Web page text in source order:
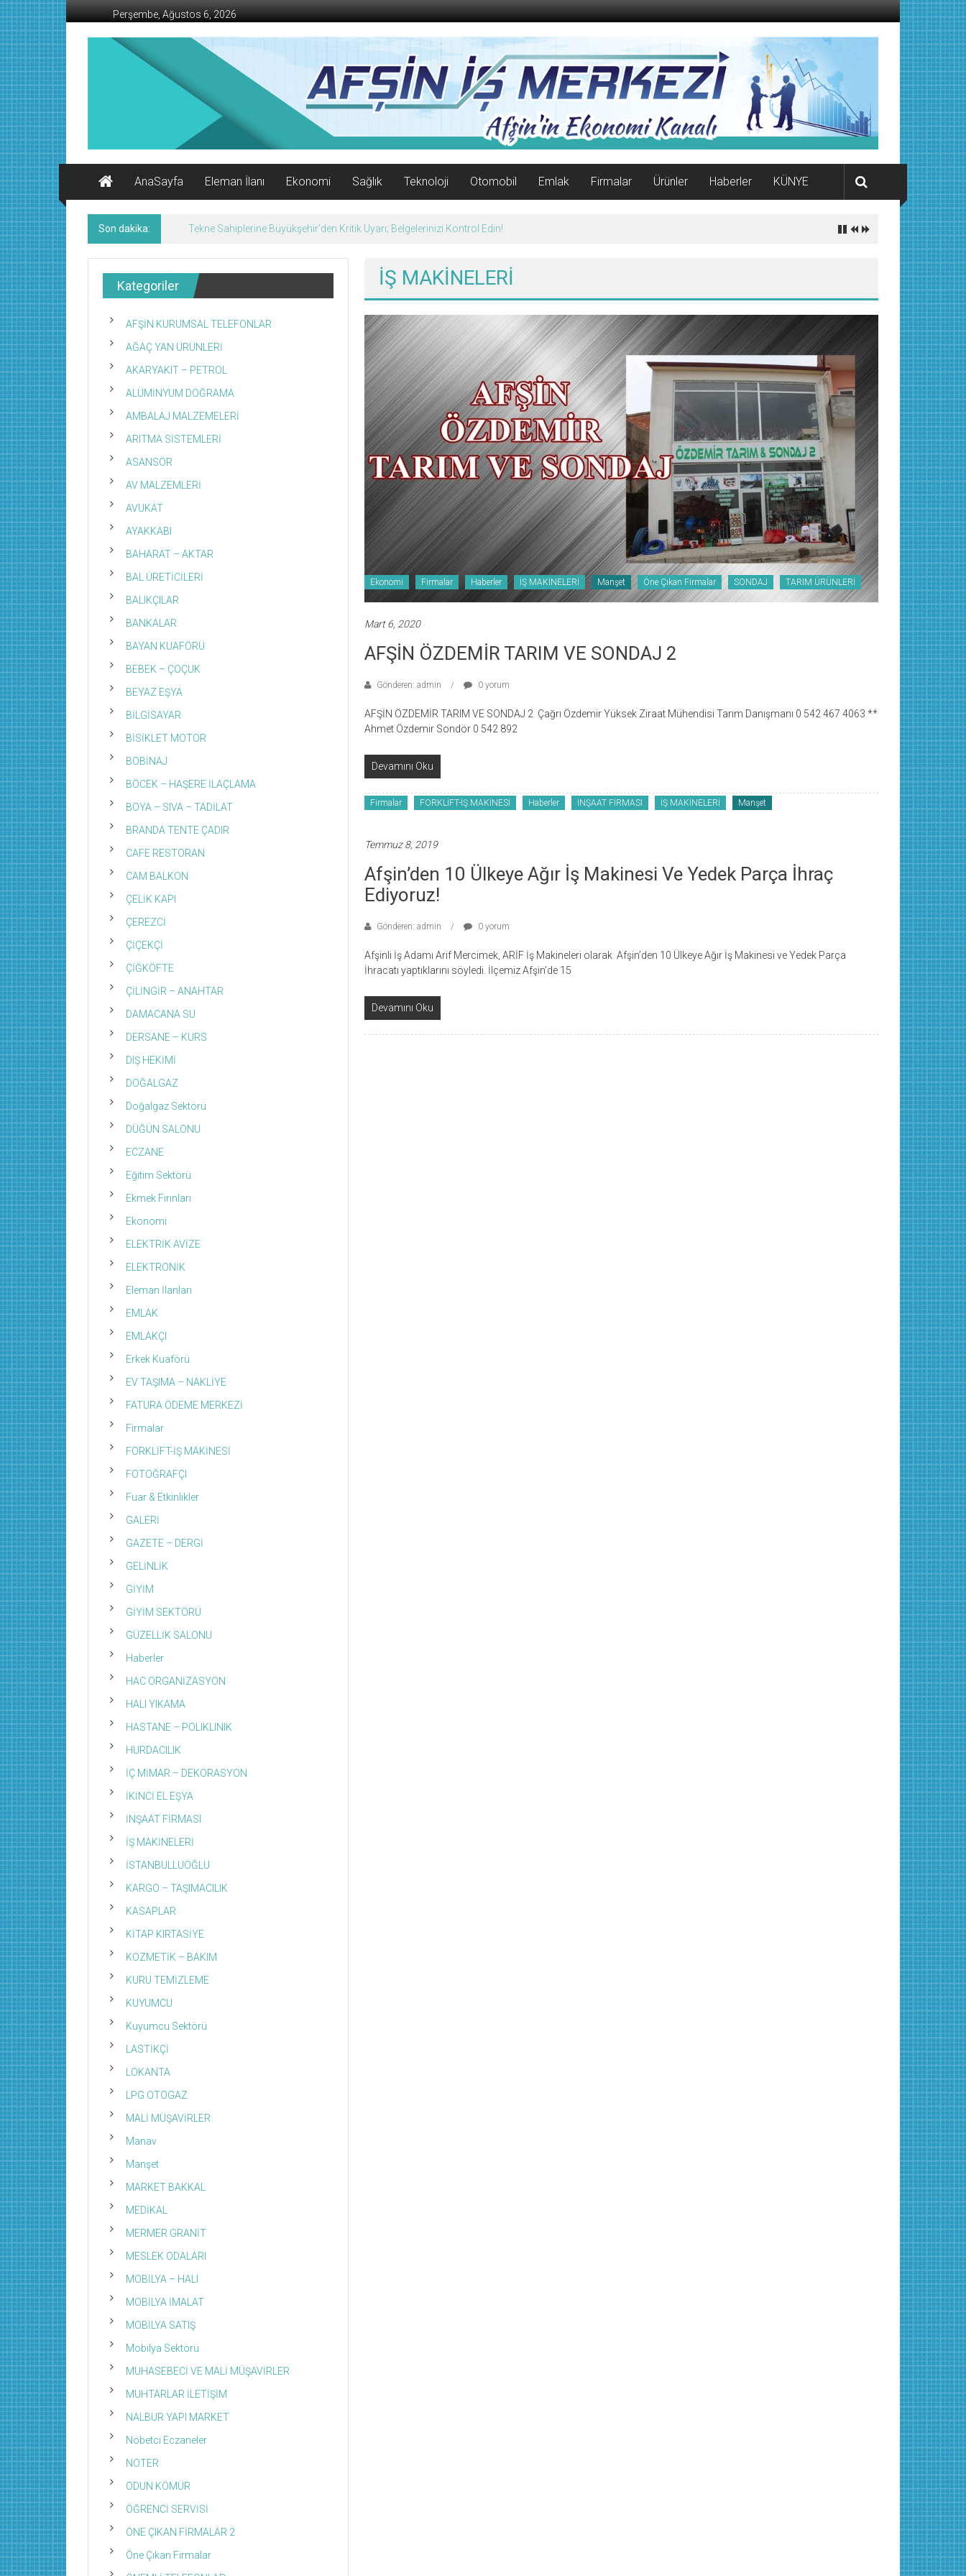
İçeriğe
geç
Perşembe, Ağustos 6, 2026
AFŞİN
Ekonomi
Kanalı
AnaSayfa
Eleman İlanı Ekonomi Sağlık Teknoloji Otomobil Emlak Firmalar Ürünler Haberler KÜNYE
Son dakika: Geleneksel Ağustos Fuarı Esnafın Yüzünü Güldürdü.
İŞ MAKİNELERİ
Ekonomi Firmalar Haberler İŞ MAKİNELERİ Manşet Öne Çıkan Firmalar SONDAJ TARIM ÜRÜNLERİ
Mart 6, 2020
AFŞİN ÖZDEMİR TARIM VE SONDAJ 2
Gönderen: admin 0 yorum
AFŞİN ÖZDEMİR TARIM VE SONDAJ 2 Çağrı Özdemir Yüksek Ziraat Mühendisi Tarım Danışmanı 0 542 467 4063 **
Ahmet Özdemir Sondör 0 542 892
Devamını Oku
Firmalar FORKLİFT-İŞ MAKİNESİ Haberler İNŞAAT FİRMASI İŞ MAKİNELERİ Manşet
Temmuz 8, 2019
Afşin’den 10 Ülkeye Ağır İş Makinesi Ve Yedek Parça İhraç
Ediyoruz!
Gönderen: admin 0 yorum
Afşinli İş Adamı Arif Mercimek, ARİF İş Makineleri olarak Afşin’den 10 Ülkeye Ağır İş Makinesi ve Yedek Parça
İhracatı yaptıklarını söyledi. İlçemiz Afşin’de 15
Devamını Oku
Kategoriler
AFŞİN KURUMSAL TELEFONLAR
AĞAÇ YAN ÜRÜNLERİ
AKARYAKIT – PETROL
ALÜMİNYUM DOĞRAMA
AMBALAJ MALZEMELERİ
ARITMA SİSTEMLERİ
ASANSÖR
AV MALZEMLERİ
AVUKAT
AYAKKABI
BAHARAT – AKTAR
BAL ÜRETİCİLERİ
BALIKÇILAR
BANKALAR
BAYAN KUAFÖRÜ
BEBEK – ÇOÇUK
BEYAZ EŞYA
BİLGİSAYAR
BİSİKLET MOTOR
BOBİNAJ
BÖCEK – HAŞERE İLAÇLAMA
BOYA – SIVA – TADİLAT
BRANDA TENTE ÇADIR
CAFE RESTORAN
CAM BALKON
ÇELİK KAPI
ÇEREZCİ
ÇİÇEKÇİ
ÇİĞKÖFTE
ÇİLİNGİR – ANAHTAR
DAMACANA SU
DERSANE – KURS
DIŞ HEKİMİ
DOĞALGAZ
Doğalgaz Sektörü
DÜĞÜN SALONU
ECZANE
Eğitim Sektörü
Ekmek Fırınları
Ekonomi
ELEKTRİK AVİZE
ELEKTRONİK
Eleman İlanları
EMLAK
EMLAKÇI
Erkek Kuaförü
EV TAŞIMA – NAKLİYE
FATURA ÖDEME MERKEZİ
Firmalar
FORKLİFT-İŞ MAKİNESİ
FOTOĞRAFÇI
Fuar & Etkinlikler
GALERİ
GAZETE – DERGİ
GELİNLİK
GİYİM
GİYİM SEKTÖRÜ
GÜZELLİK SALONU
Haberler
HAC ORGANİZASYON
HALI YIKAMA
HASTANE – POLIKLINIK
HURDACILIK
İÇ MİMAR – DEKORASYON
İKİNCİ EL EŞYA
İNŞAAT FİRMASI
İŞ MAKİNELERİ
İSTANBULLUOĞLU
KARGO – TAŞIMACILIK
KASAPLAR
KİTAP KIRTASİYE
KOZMETİK – BAKIM
KURU TEMİZLEME
KUYUMCU
Kuyumcu Sektörü
LASTİKÇİ
LOKANTA
LPG OTOGAZ
MALİ MÜŞAVİRLER
Manav
Manşet
MARKET BAKKAL
MEDİKAL
MERMER GRANİT
MESLEK ODALARI
MOBİLYA – HALI
MOBİLYA İMALAT
MOBİLYA SATIŞ
Mobilya Sektörü
MUHASEBECİ VE MALİ MÜŞAVİRLER
MUHTARLAR İLETİŞİM
NALBUR YAPI MARKET
Nöbetci Eczaneler
NOTER
ODUN KÖMÜR
ÖĞRENCİ SERVİSİ
ÖNE ÇIKAN FİRMALAR 2
Öne Çıkan Firmalar